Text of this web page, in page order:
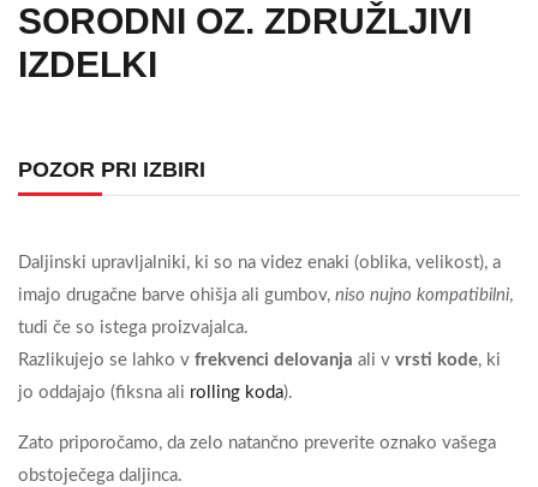
SORODNI OZ. ZDRUŽLJIVI
IZDELKI
POZOR PRI IZBIRI
Daljinski upravljalniki, ki so na videz enaki (oblika, velikost), a
imajo drugačne barve ohišja ali gumbov, niso nujno kompatibilni,
tudi če so istega proizvajalca.
Razlikujejo se lahko v frekvenci delovanja ali v vrsti kode, ki
jo oddajajo (fiksna ali rolling koda).
Zato priporočamo, da zelo natančno preverite oznako vašega
obstoječega daljinca.